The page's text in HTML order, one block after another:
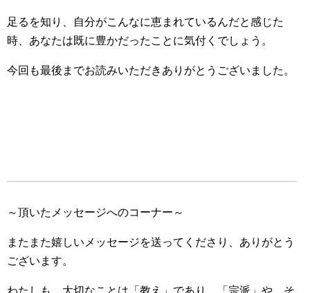
足るを知り、自分がこんなに恵まれているんだと感じた
時、あなたは既に豊かだったことに気付くでしょう。
今回も最後までお読みいただきありがとうございました。
～頂いたメッセージへのコーナー～
またまた嬉しいメッセージを送ってくださり、ありがとう
ございます。
わたしも、大切なことは「教え」であり、「宗派」や、そ